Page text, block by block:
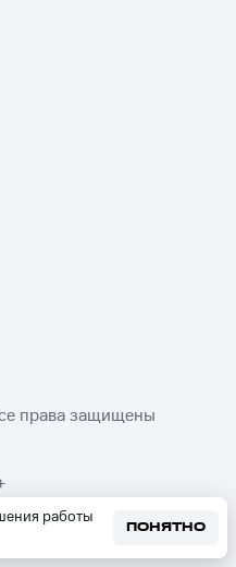
работы
ПОНЯТНО
права защищены